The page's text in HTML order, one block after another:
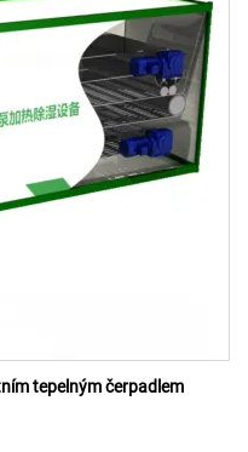
tepelným čerpadlem